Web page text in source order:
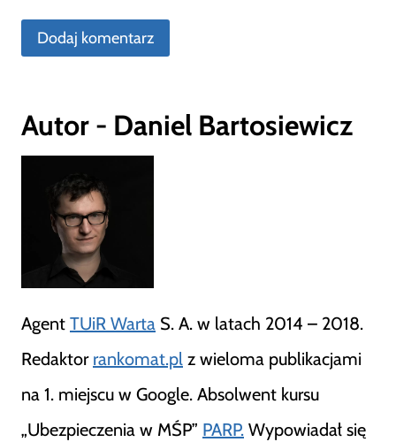
Autor - Daniel Bartosiewicz
Agent TUiR Warta S. A. w latach 2014 – 2018.
Redaktor rankomat.pl z wieloma publikacjami
na 1. miejscu w Google. Absolwent kursu
„Ubezpieczenia w MŚP” PARP. Wypowiadał się